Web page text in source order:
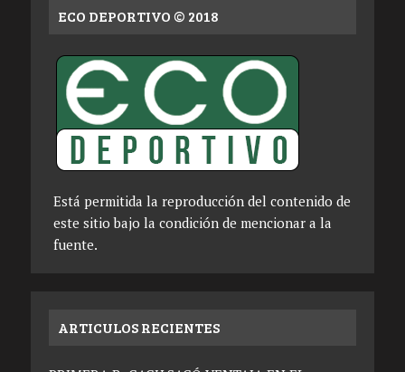
ECO DEPORTIVO © 2018
Está permitida la reproducción del contenido de
este sitio bajo la condición de mencionar a la
fuente.
ARTICULOS RECIENTES